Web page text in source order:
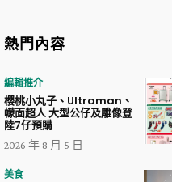
熱門內容
編輯推介
櫻桃小丸子、Ultraman、
幪面超人 大型公仔及雕像登
陸7仔預購
2026 年 8 月 5 日
美食